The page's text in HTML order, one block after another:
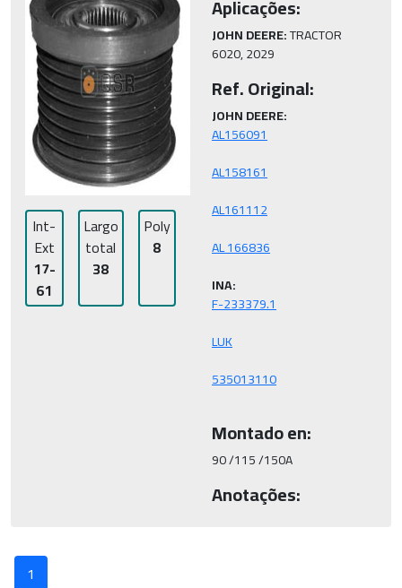
Int-
Ext
17-
61
Largo
total
38
Poly
8
Aplicações:
JOHN DEERE: TRACTOR
6020, 2029
Ref. Original:
JOHN DEERE:
INA:
Montado en:
90 /115 /150A
Anotações:
1